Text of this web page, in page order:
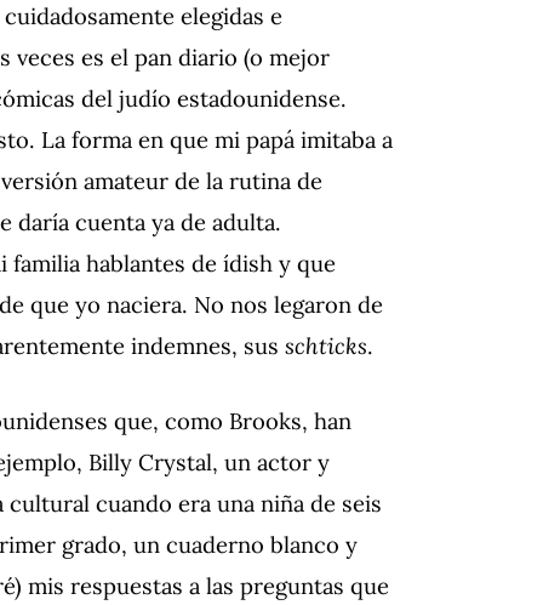
elegidas e
veces es el pan diario (o mejor
del judío estadounidense.
La forma en que mi papá imitaba a
amateur de la rutina de
daría cuenta ya de adulta.
hablantes de ídish y que
que yo naciera. No nos legaron de
indemnes, sus schticks.
que, como Brooks, han
Billy Crystal, un actor y
cuando era una niña de seis
grado, un cuaderno blanco y
mis respuestas a las preguntas que